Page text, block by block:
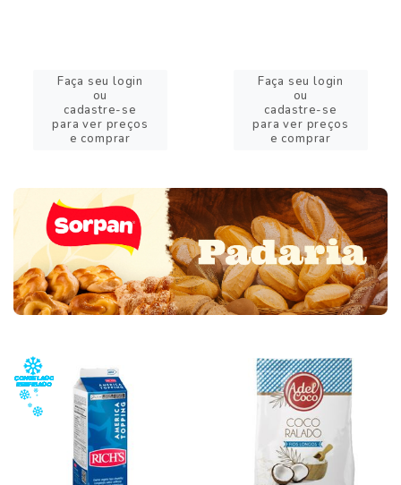
Faça seu login
ou
cadastre-se
para ver preços
e comprar
Faça seu login
ou
cadastre-se
para ver preços
e comprar